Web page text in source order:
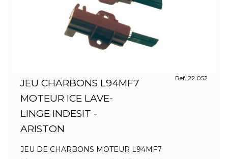
JEU CHARBONS L94MF7
MOTEUR ICE LAVE-
LINGE INDESIT -
ARISTON
Ref. 22.052
JEU DE CHARBONS MOTEUR L94MF7